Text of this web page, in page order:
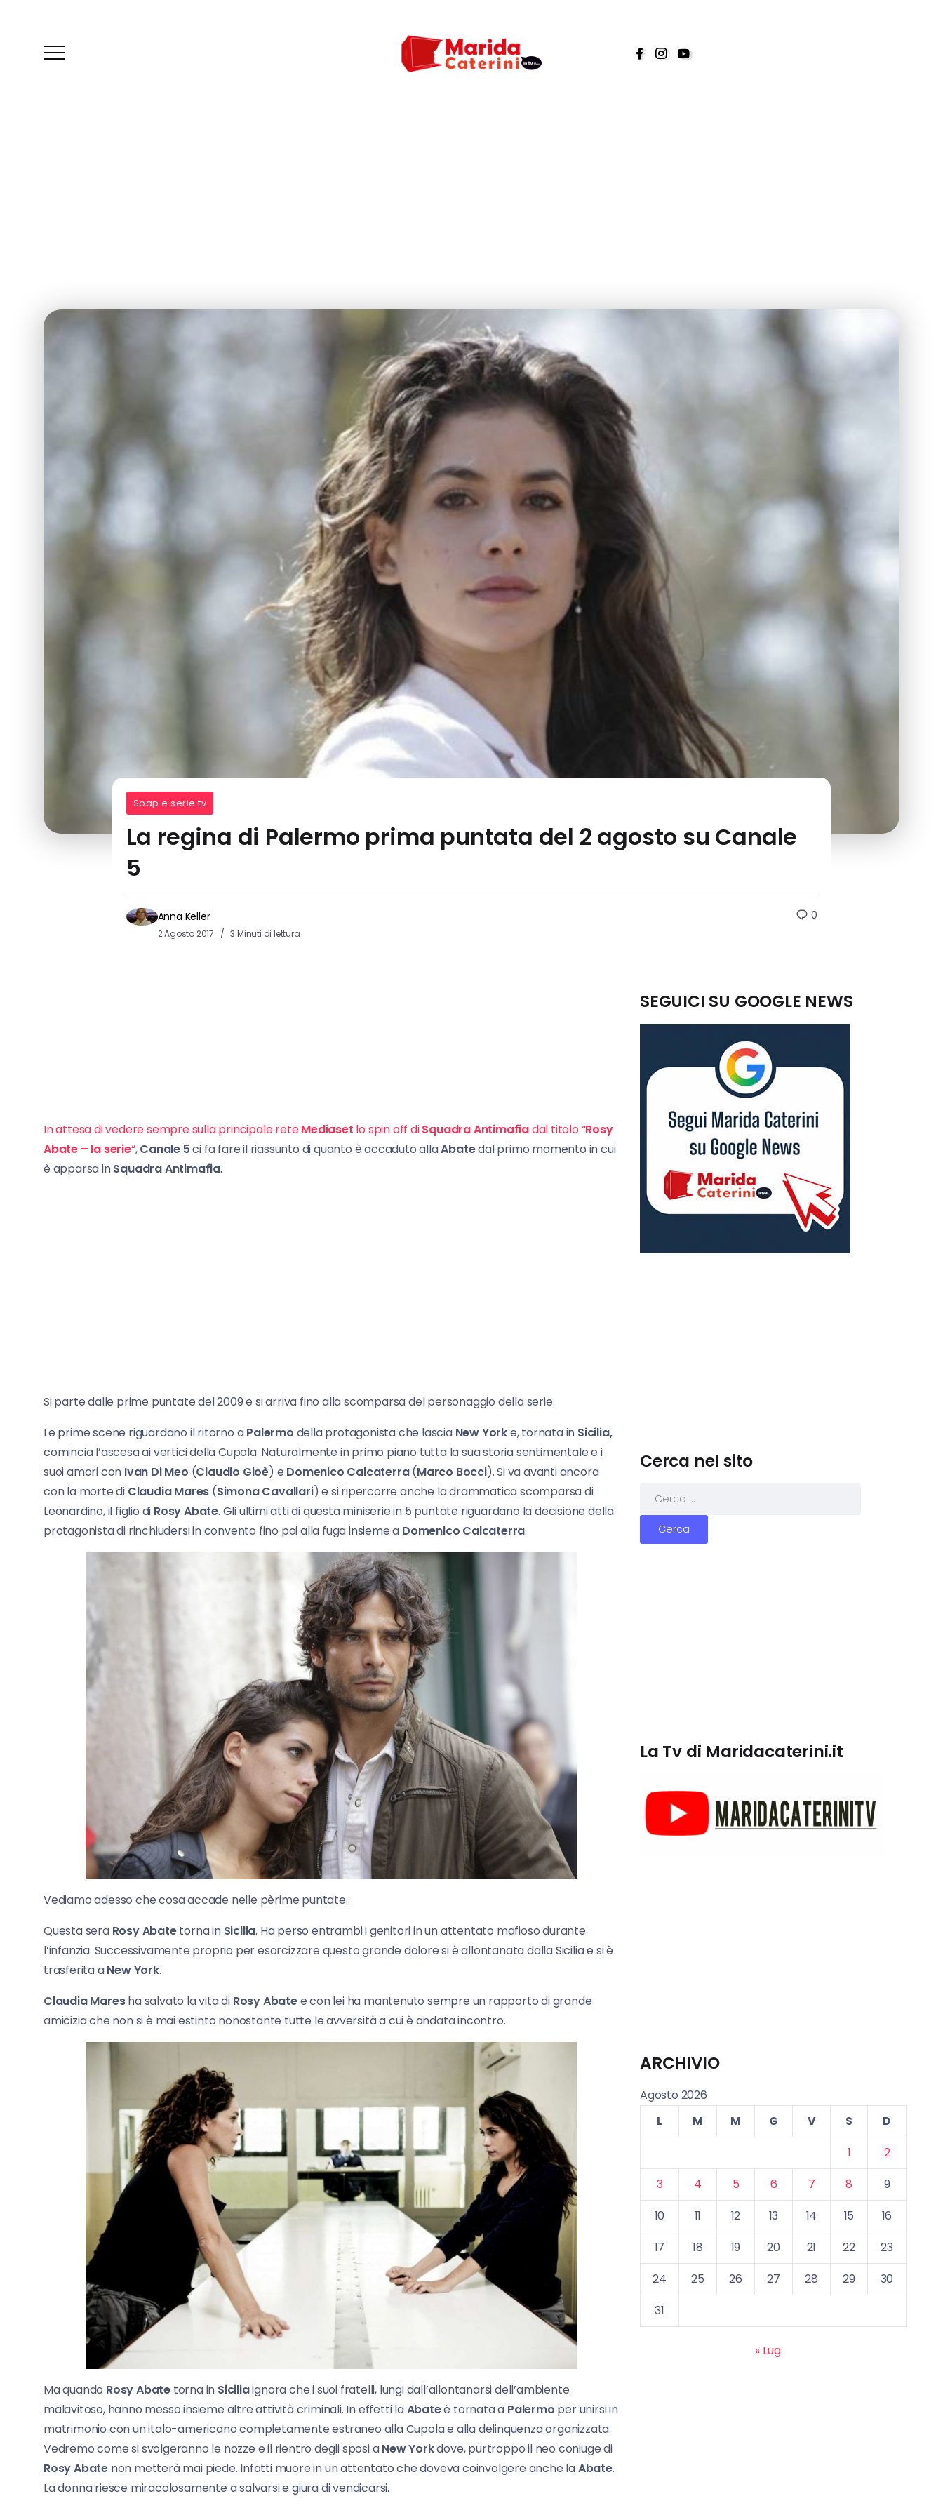
Soap e serie tv
La regina di Palermo prima puntata del 2 agosto su Canale
5
Anna Keller
2 Agosto 2017 3 Minuti di lettura
0
In attesa di vedere sempre sulla principale reteMediaset lo spin off diSquadra Antimafiadal titolo “Rosy
Abate – la serie“,Canale 5ci fa fare il riassunto di quanto è accaduto allaAbatedal primo momento in cui
è apparsa inSquadra Antimafia.
Si parte dalle prime puntate del 2009 e si arriva fino alla scomparsa del personaggio della serie.
Le prime scene riguardano il ritorno aPalermo della protagonista che lascia New Yorke, tornata in Sicilia,
comincia l’ascesa ai vertici della Cupola. Naturalmente in primo piano tutta la sua storia sentimentale e i
suoi amori con Ivan Di Meo (Claudio Gioè) e Domenico Calcaterra(Marco Bocci). Si va avanti ancora
con la morte di Claudia Mares (Simona Cavallari) e si ripercorre anche la drammatica scomparsa di
Leonardino, il figlio di Rosy Abate. Gli ultimi atti di questa miniserie in 5 puntate riguardano la decisione della
protagonista di rinchiudersi in convento fino poi alla fuga insieme a Domenico Calcaterra.
Vediamo adesso che cosa accade nelle pèrime puntate..
Questa sera Rosy Abatetorna in Sicilia. Ha perso entrambi i genitori in un attentato mafioso durante
l’infanzia. Successivamente proprio per esorcizzare questo grande dolore si è allontanata dalla Sicilia e si è
trasferita aNew York.
Claudia Maresha salvato la vita di Rosy Abatee con lei ha mantenuto sempre un rapporto di grande
amicizia che non si è mai estinto nonostante tutte le avversità a cui è andata incontro.
Ma quando Rosy Abate torna in Siciliaignora che i suoi fratelli, lungi dall’allontanarsi dell’ambiente
malavitoso, hanno messo insieme altre attività criminali. In effetti laAbateè tornata a Palermo per unirsi in
matrimonio con un italo-americano completamente estraneo alla Cupola e alla delinquenza organizzata.
Vedremo come si svolgeranno le nozze e il rientro degli sposi aNew Yorkdove, purtroppo il neo coniuge di
Rosy Abate non metterà mai piede. Infatti muore in un attentato che doveva coinvolgere anche laAbate.
La donna riesce miracolosamente a salvarsi e giura di vendicarsi.
SEGUICI SU GOOGLE NEWS
Cerca nel sito
La Tv di Maridacaterini.it
ARCHIVIO
Agosto 2026
L
M M G V S
D
1
2
3
4 5 6 7 8
9
10
11 12 13 14 15
16
17
18 19 20 21 22
23
24
25 26 27 28 29
30
31
« Lug